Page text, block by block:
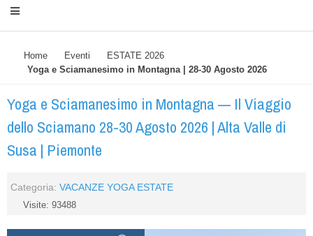
Home Eventi
ESTATE 2026
Yoga e Sciamanesimo in Montagna | 28-30 Agosto 2026
Yoga e Sciamanesimo in Montagna — Il Viaggio
dello Sciamano 28-30 Agosto 2026 | Alta Valle di
Susa | Piemonte
Categoria: VACANZE YOGA ESTATE
Visite: 93488